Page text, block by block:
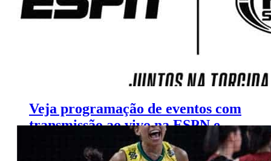
Veja programação de eventos com
transmissão ao vivo na ESPN e
FOX Sports (11 a 17/6)